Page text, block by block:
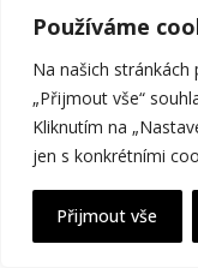
Používáme
Na našich stránkách
„Přijmout vše“
Kliknutím na
jen s konkrétními
Přijmout vše
týče
nějak to
Vývoj